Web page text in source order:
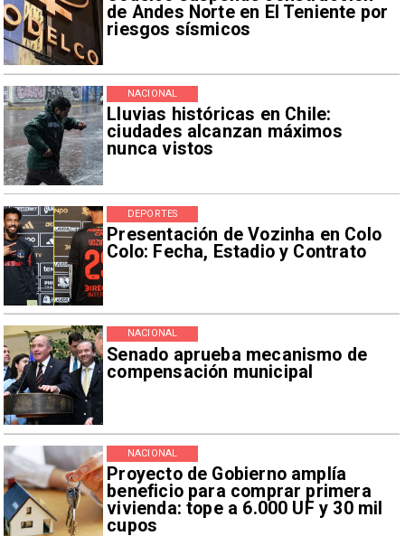
de Andes Norte en El Teniente por
riesgos sísmicos
Lluvias históricas en Chile:
ciudades alcanzan máximos
nunca vistos
NACIONAL
Presentación de Vozinha en Colo
Colo: Fecha, Estadio y Contrato
DEPORTES
Senado aprueba mecanismo de
compensación municipal
NACIONAL
Proyecto de Gobierno amplía
beneficio para comprar primera
vivienda: tope a 6.000 UF y 30 mil
cupos
NACIONAL